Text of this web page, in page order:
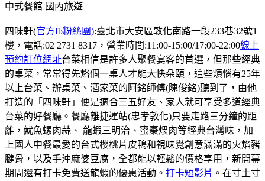
中式餐館 國內旅遊
四味軒(官方fb粉絲團):臺北市大安區敦化南路一段233巷32號1
樓，電話:02 2731 8317，營業時間:11:00-15:00/17:00-22:00線上
預約訂位網址台菜相信是許多人聚餐宴客的首選，但那些經典
的桌菜，常常得先烙個一桌人才能大快朵頤，這些煩惱有25年
以上台菜、辦桌菜、酒家菜的阿銘師傅(陳俊銘)聽到了，由他
打造的「四味軒」便是適合三五好友、家人就可享受多道經典
台菜的好餐廳。餐廳離捷運站(忠孝敦化)只要走路三分鐘的距
離，魷魚螺肉蒜、 龍蝦三明治、蜜棗煨肉等經典台灣味，加
上國人中餐最愛的台式櫻桃片皮鴨和視味覺創意滿滿的火焰豬
腱骨，以及手沖麻婆豆腐，全都能以輕鬆的價格享用，新開幕
期間還有打卡免費送龍蝦的優惠活動。 打卡短影片 。在寸土寸